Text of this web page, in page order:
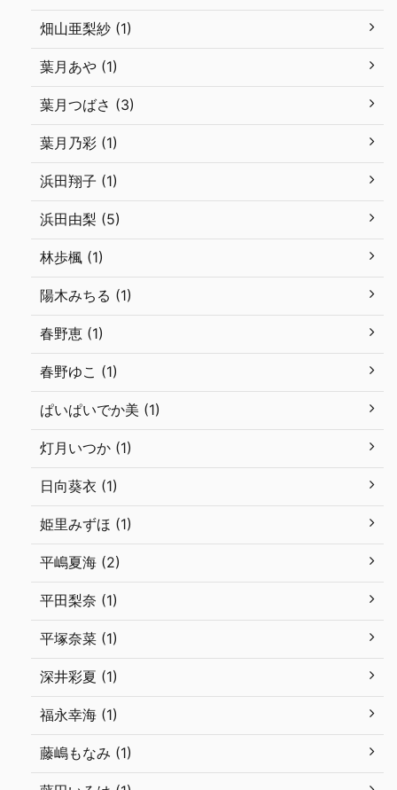
畑山亜梨紗 (1)
葉月あや (1)
葉月つばさ (3)
葉月乃彩 (1)
浜田翔子 (1)
浜田由梨 (5)
林歩楓 (1)
陽木みちる (1)
春野恵 (1)
春野ゆこ (1)
ぱいぱいでか美 (1)
灯月いつか (1)
日向葵衣 (1)
姫里みずほ (1)
平嶋夏海 (2)
平田梨奈 (1)
平塚奈菜 (1)
深井彩夏 (1)
福永幸海 (1)
藤嶋もなみ (1)